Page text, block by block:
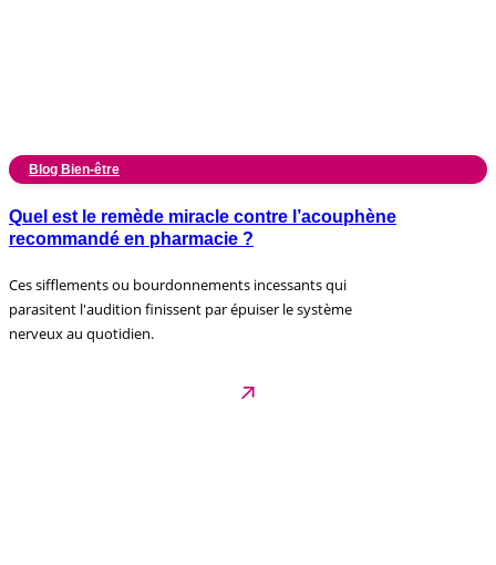
Blog Bien-être
Quel est le remède miracle contre l’acouphène
recommandé en pharmacie ?
Ces sifflements ou bourdonnements incessants qui
parasitent l'audition finissent par épuiser le système
nerveux au quotidien.